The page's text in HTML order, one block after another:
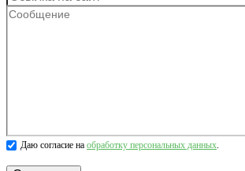
Даю согласие на обработку персональных данных.